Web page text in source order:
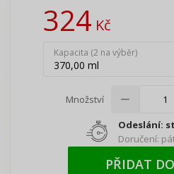
324Kč
Kapacita (2 na výběr)
370,00 ml
Množství
Odeslání:
Doručení:
PŘIDAT